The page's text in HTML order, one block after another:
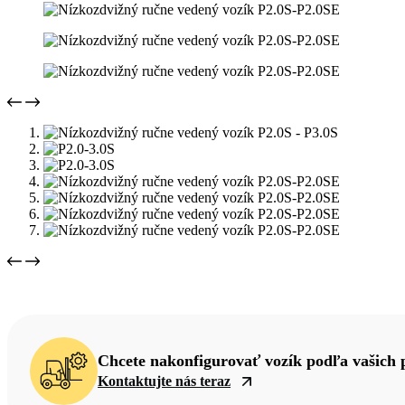
Chcete nakonfigurovať vozík podľa vašich
Kontaktujte nás teraz